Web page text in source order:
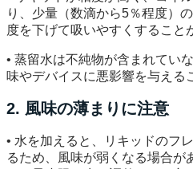
り、少量（数滴から5％程度）
度を下げて吸いやすくすること
• 蒸留水は不純物が含まれてい
味やデバイスに悪影響を与える
2. 風味の薄まりに注意
• 水を加えると、リキッドのフ
るため、風味が弱くなる場合が